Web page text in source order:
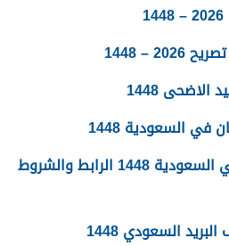
– 1448
1448
السعودية 1448
استخراج رخص حفر الابار في السعودية 1448 الرابط والشروط
السعودي 1448